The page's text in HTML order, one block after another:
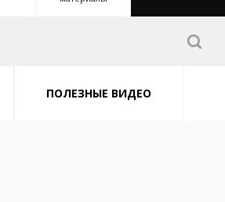
ПОЛЕЗНЫЕ ВИДЕО